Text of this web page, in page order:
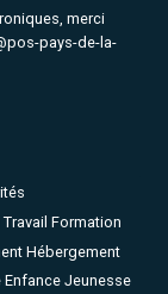
merci
pays-de-la-
Formation
Hébergement
Enfance Jeunesse